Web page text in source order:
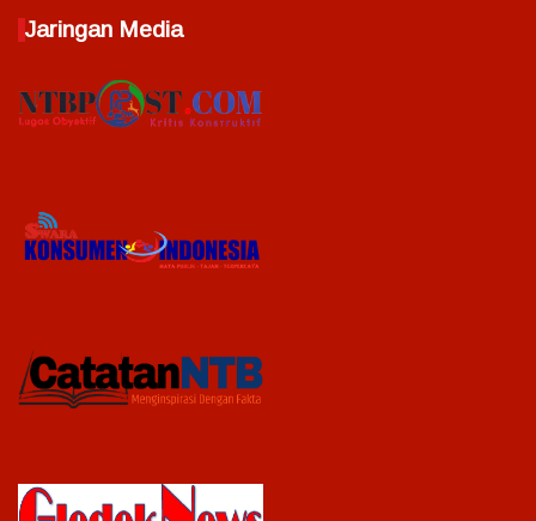
Jaringan Media